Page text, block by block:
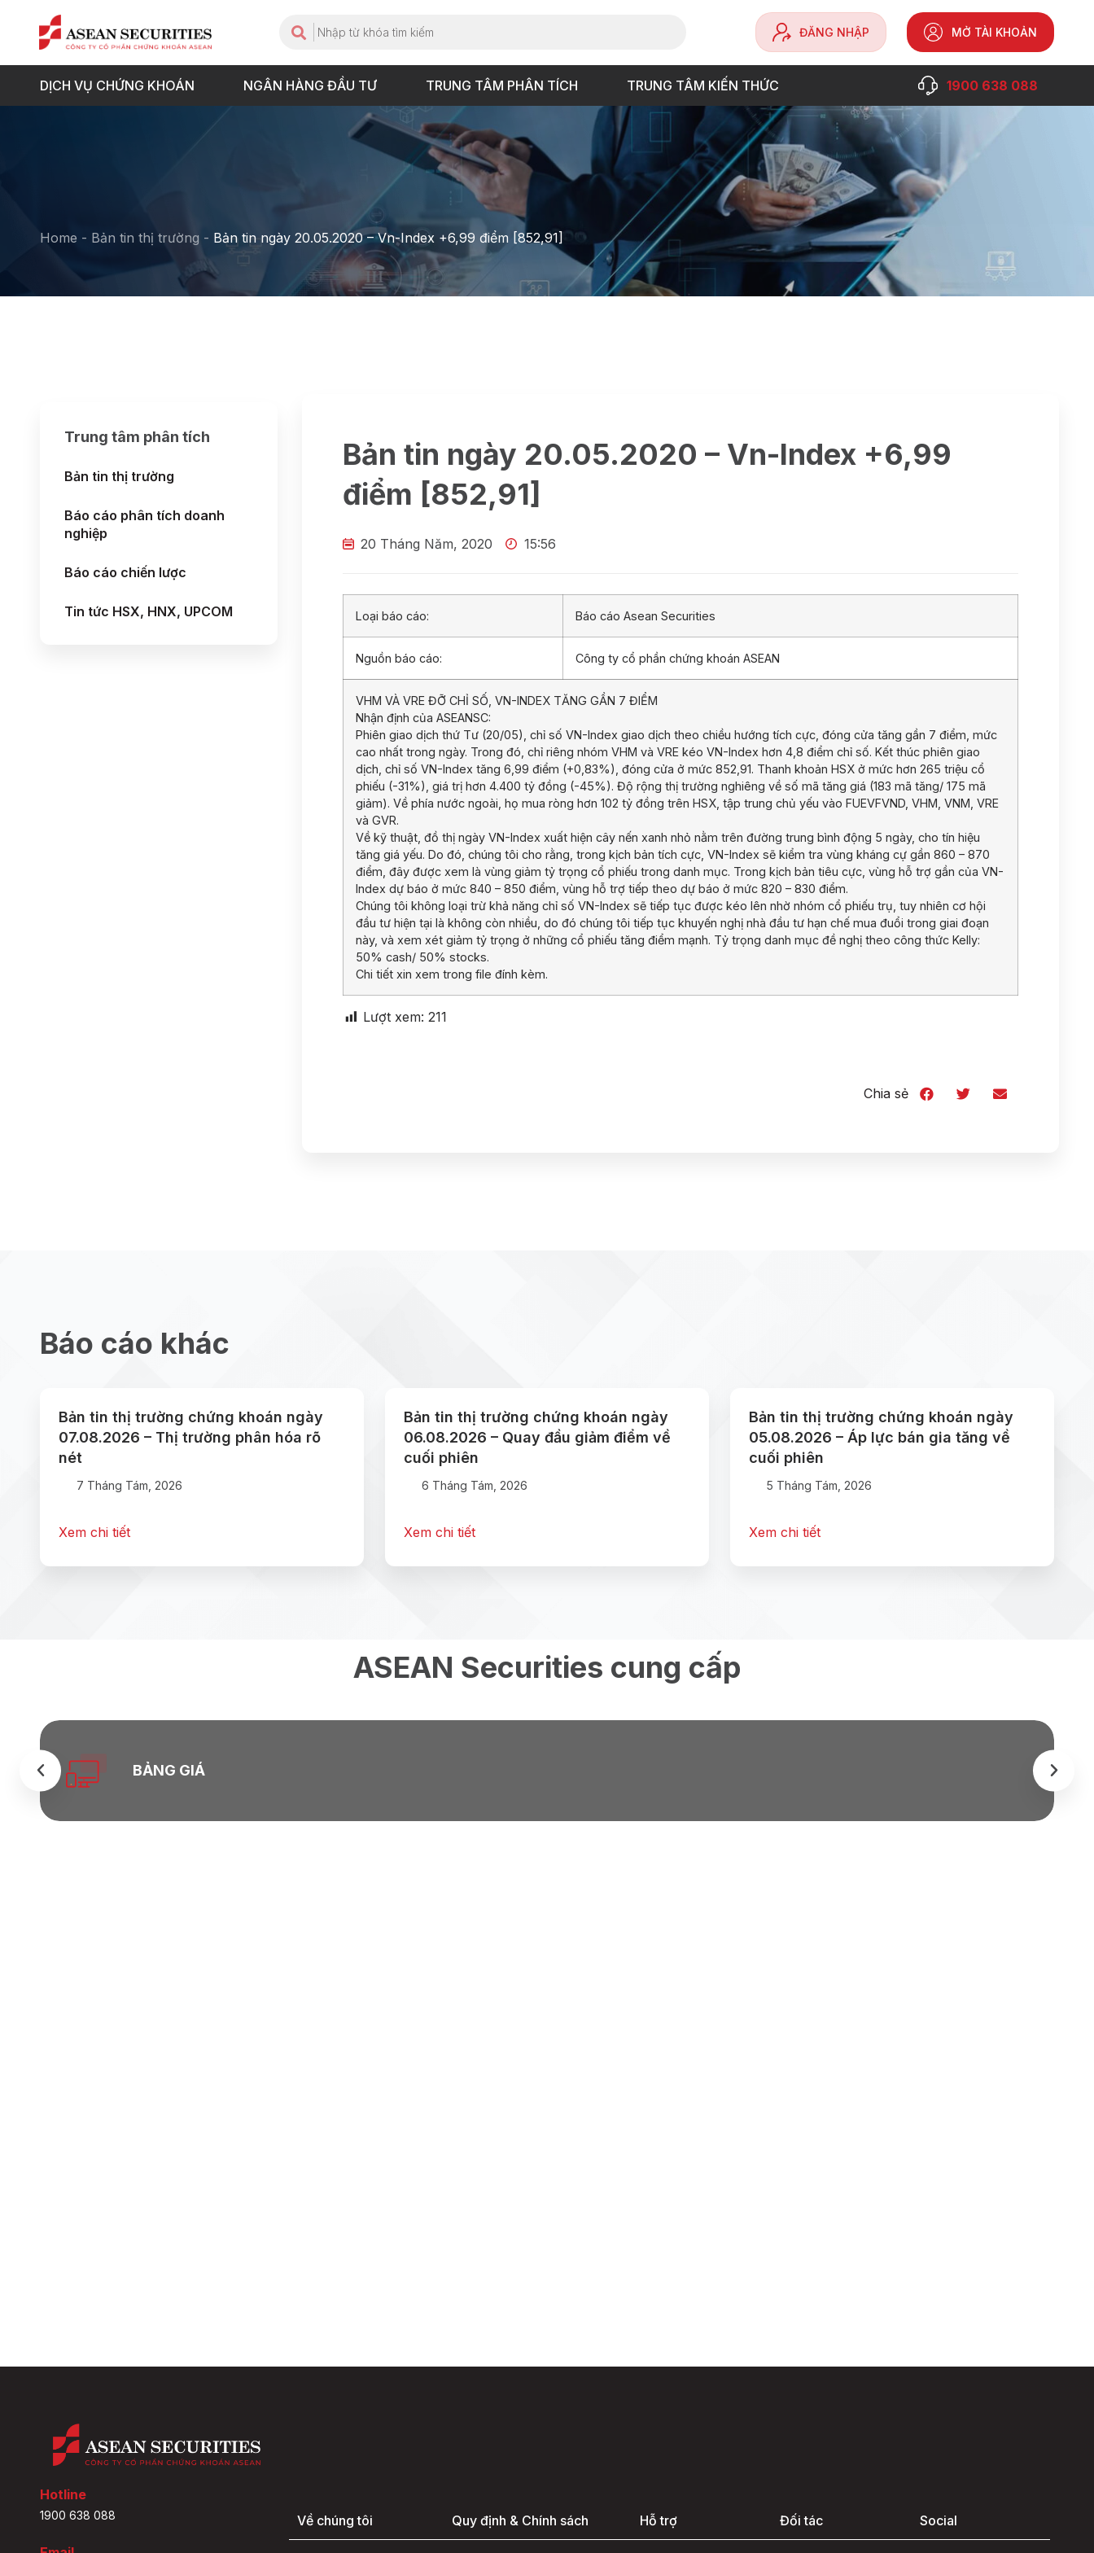
ĐĂNG NHẬP MỞ TÀI KHOẢN
DỊCH VỤ CHỨNG KHOÁN NGÂN HÀNG ĐẦU TƯ TRUNG TÂM PHÂN TÍCH TRUNG TÂM KIẾN THỨC 1900 638 088
Home - Bản tin thị trường - Bản tin ngày 20.05.2020 – Vn-Index +6,99 điểm [852,91]
Trung tâm phân tích
Bản tin thị trường
Báo cáo phân tích doanh
nghiệp
Báo cáo chiến lược
Tin tức HSX, HNX, UPCOM
Bản tin ngày 20.05.2020 – Vn-Index +6,99
điểm [852,91]
20 Tháng Năm, 2020 15:56
Loại báo cáo: Báo cáo Asean Securities
Nguồn báo cáo: Công ty cổ phần chứng khoán ASEAN
VHM VÀ VRE ĐỠ CHỈ SỐ, VN-INDEX TĂNG GẦN 7 ĐIỂM
Nhận định của ASEANSC:
Phiên giao dịch thứ Tư (20/05), chỉ số VN-Index giao dịch theo chiều hướng tích cực, đóng cửa tăng gần 7 điểm, mức
cao nhất trong ngày. Trong đó, chỉ riêng nhóm VHM và VRE kéo VN-Index hơn 4,8 điểm chỉ số. Kết thúc phiên giao
dịch, chỉ số VN-Index tăng 6,99 điểm (+0,83%), đóng cửa ở mức 852,91. Thanh khoản HSX ở mức hơn 265 triệu cổ
phiếu (-31%), giá trị hơn 4.400 tỷ đồng (-45%). Độ rộng thị trường nghiêng về số mã tăng giá (183 mã tăng/ 175 mã
giảm). Về phía nước ngoài, họ mua ròng hơn 102 tỷ đồng trên HSX, tập trung chủ yếu vào FUEVFVND, VHM, VNM, VRE
và GVR.
Về kỹ thuật, đồ thị ngày VN-Index xuất hiện cây nến xanh nhỏ nằm trên đường trung bình động 5 ngày, cho tín hiệu
tăng giá yếu. Do đó, chúng tôi cho rằng, trong kịch bản tích cực, VN-Index sẽ kiểm tra vùng kháng cự gần 860 – 870
điểm, đây được xem là vùng giảm tỷ trọng cổ phiếu trong danh mục. Trong kịch bản tiêu cực, vùng hỗ trợ gần của VN-
Index dự báo ở mức 840 – 850 điểm, vùng hỗ trợ tiếp theo dự báo ở mức 820 – 830 điểm.
Chúng tôi không loại trừ khả năng chỉ số VN-Index sẽ tiếp tục được kéo lên nhờ nhóm cổ phiếu trụ, tuy nhiên cơ hội
đầu tư hiện tại là không còn nhiều, do đó chúng tôi tiếp tục khuyến nghị nhà đầu tư hạn chế mua đuổi trong giai đoạn
này, và xem xét giảm tỷ trọng ở những cổ phiếu tăng điểm mạnh. Tỷ trọng danh mục đề nghị theo công thức Kelly:
50% cash/ 50% stocks.
Chi tiết xin xem trong file đính kèm.
Lượt xem: 211
Chia sẻ
Báo cáo khác
Bản tin thị trường chứng khoán ngày
07.08.2026 – Thị trường phân hóa rõ
nét
7 Tháng Tám, 2026
Xem chi tiết
Bản tin thị trường chứng khoán ngày
06.08.2026 – Quay đầu giảm điểm về
cuối phiên
6 Tháng Tám, 2026
Xem chi tiết
Bản tin thị trường chứng khoán ngày
05.08.2026 – Áp lực bán gia tăng về
cuối phiên
5 Tháng Tám, 2026
Xem chi tiết
ASEAN Securities cung cấp
BẢNG GIÁ
Hotline
1900 638 088 Về chúng tôi Quy định & Chính sách Hỗ trợ Đối tác Social